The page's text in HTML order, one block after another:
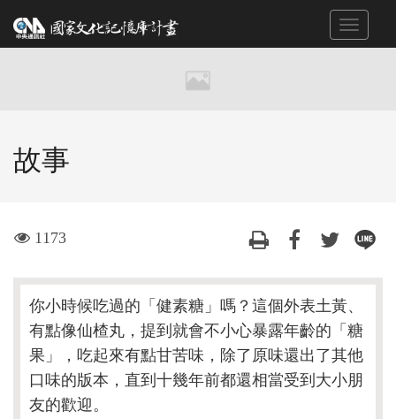
到
Toggle
故事
visit
1173
你小時候吃過的「健素糖」嗎？這個外表土黃、
有點像仙楂丸，提到就會不小心暴露年齡的「糖
果」，吃起來有點甘苦味，除了原味還出了其他
口味的版本，直到十幾年前都還相當受到大小朋
友的歡迎。